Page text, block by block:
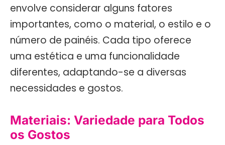
envolve considerar alguns fatores
importantes, como o material, o estilo e o
número de painéis. Cada tipo oferece
uma estética e uma funcionalidade
diferentes, adaptando-se a diversas
necessidades e gostos.
Materiais: Variedade para Todos
os Gostos